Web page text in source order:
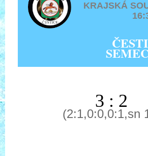
KRAJSKÁ
3 : 2
(2:1,0:0,0:1,sn